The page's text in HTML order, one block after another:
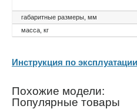
габаритные размеры, мм
масса, кг
Инструкция по
Похожие модели:
Популярные товары